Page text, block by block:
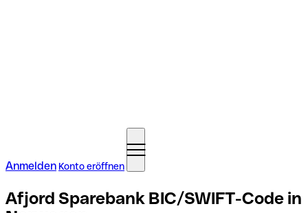
Anmelden Konto eröffnen
Afjord Sparebank BIC/SWIFT-Code in